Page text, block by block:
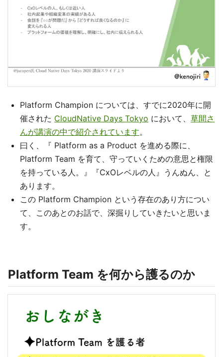
Platform Champion については、すでに2020年に開
催された CloudNative Days Tokyo において、 草間さ
んが講演の中で紹介されています。
曰く、『 Platform as a Product を進める際に、
Platform Team を育て、守っていくための意思と権限
を持っている人。』『CxOレベルの人』うんぬん、と
あります。
この Platform Champion という存在のあり方につい
て、このあとのお話で、深掘りしていきたいと思いま
す。
Platform Team を何から護るのか